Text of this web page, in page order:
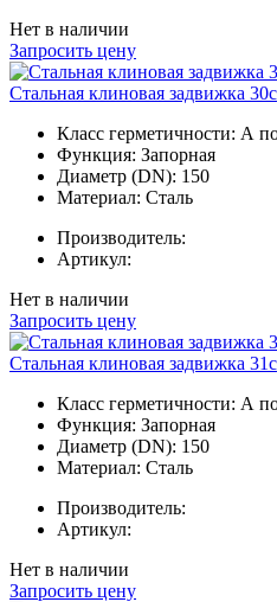
Нет в наличии
Запросить цену
Стальная клиновая задвижка
Класс герметичности: А
Функция: Запорная
Диаметр (DN): 150
Материал: Сталь
Производитель:
Артикул:
Нет в наличии
Запросить цену
Стальная клиновая задвижка
Класс герметичности: А
Функция: Запорная
Диаметр (DN): 150
Материал: Сталь
Производитель:
Артикул:
Нет в наличии
Запросить цену